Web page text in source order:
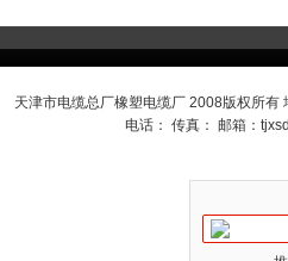
天津市电缆总厂橡塑电缆厂 2008版权所有
电话： 传真： 邮箱：